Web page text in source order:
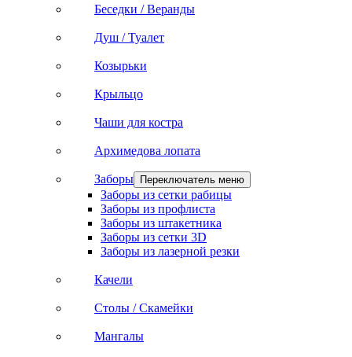
Беседки / Веранды
Душ / Туалет
Козырьки
Крыльцо
Чаши для костра
Архимедова лопата
Заборы Переключатель меню
Заборы из сетки рабицы
Заборы из профлиста
Заборы из штакетника
Заборы из сетки 3D
Заборы из лазерной резки
Качели
Столы / Скамейки
Мангалы